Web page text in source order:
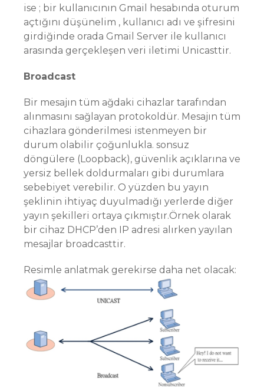
ise ; bir kullanıcının Gmail hesabında oturum
açtığını düşünelim , kullanıcı adı ve şifresini
girdiğinde orada Gmail Server ile kullanıcı
arasında gerçekleşen veri iletimi Unicasttir.
Broadcast
Bir mesajın tüm ağdaki cihazlar tarafından
alınmasını sağlayan protokoldür. Mesajın tüm
cihazlara gönderilmesi istenmeyen bir
durum olabilir çoğunlukla. sonsuz
döngülere (Loopback), güvenlik açıklarına ve
yersiz bellek doldurmaları gibi durumlara
sebebiyet verebilir. O yüzden bu yayın
şeklinin ihtiyaç duyulmadığı yerlerde diğer
yayın şekilleri ortaya çıkmıştır.Örnek olarak
bir cihaz DHCP’den IP adresi alırken yayılan
mesajlar broadcasttir.
Resimle anlatmak gerekirse daha net olacak: